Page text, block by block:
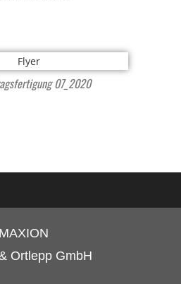
07_2020
MAXION
Ortlepp GmbH